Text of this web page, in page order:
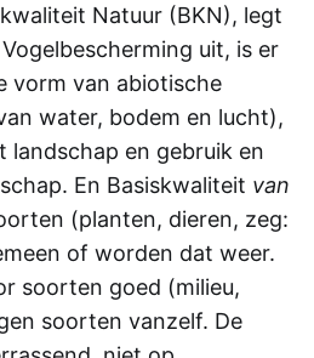
Natuur (BKN), legt
uit, is er
vorm van abiotische
water, bodem en lucht),
landschap en gebruik en
En Basiskwaliteit van
(planten, dieren, zeg:
of worden dat weer.
soorten goed (milieu,
soorten vanzelf. De